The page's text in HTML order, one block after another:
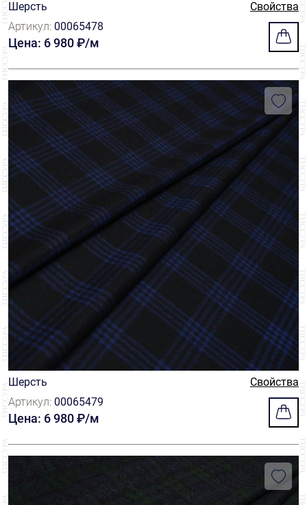
Шерсть
Свойства
Артикул: 00065478
Цена: 6 980 ₽/м
Шерсть
Свойства
Артикул: 00065479
Цена: 6 980 ₽/м